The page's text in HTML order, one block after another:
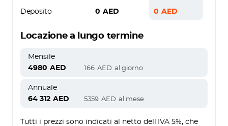
Deposito 0 AED 0 AED
Locazione a lungo termine
Mensile
4980 AED 166 AED al giorno
Annuale
64 312 AED 5359 AED al mese
Tutti i prezzi sono indicati al netto dell'IVA 5%, che